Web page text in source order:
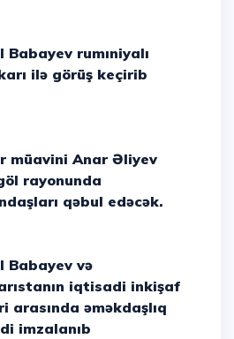
ilə görüş keçirib
rayonunda
qəbul edəcək.
iqtisadi inkişaf
arasında əməkdaşlıq
imzalanıb